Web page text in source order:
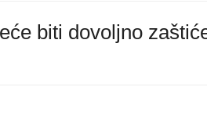
biti dovoljno